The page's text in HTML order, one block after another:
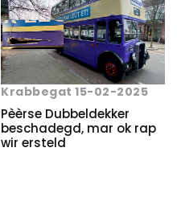
Krabbegat 15-02-2025
Pèèrse Dubbeldekker
beschadegd, mar ok rap
wir ersteld